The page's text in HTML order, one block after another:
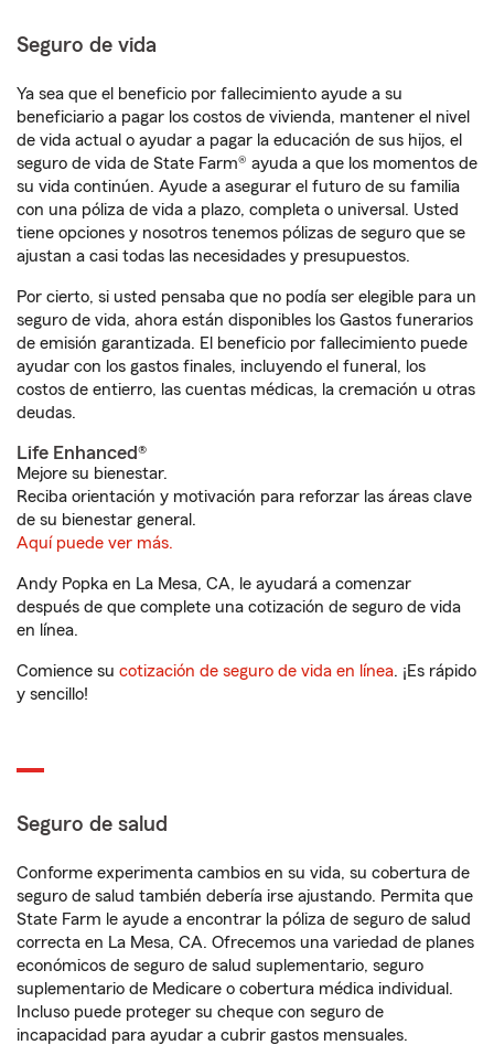
Seguro de vida
Ya sea que el beneficio por fallecimiento ayude a su
beneficiario a pagar los costos de vivienda, mantener el nivel
de vida actual o ayudar a pagar la educación de sus hijos, el
seguro de vida de State Farm® ayuda a que los momentos de
su vida continúen. Ayude a asegurar el futuro de su familia
con una póliza de vida a plazo, completa o universal. Usted
tiene opciones y nosotros tenemos pólizas de seguro que se
ajustan a casi todas las necesidades y presupuestos.
Por cierto, si usted pensaba que no podía ser elegible para un
seguro de vida, ahora están disponibles los Gastos funerarios
de emisión garantizada. El beneficio por fallecimiento puede
ayudar con los gastos finales, incluyendo el funeral, los
costos de entierro, las cuentas médicas, la cremación u otras
deudas.
Life Enhanced®
Mejore su bienestar.
Reciba orientación y motivación para reforzar las áreas clave
de su bienestar general.
Aquí puede ver más.
Andy Popka en La Mesa, CA, le ayudará a comenzar
después de que complete una cotización de seguro de vida
en línea.
Comience su cotización de seguro de vida en línea. ¡Es rápido
y sencillo!
Seguro de salud
Conforme experimenta cambios en su vida, su cobertura de
seguro de salud también debería irse ajustando. Permita que
State Farm le ayude a encontrar la póliza de seguro de salud
correcta en La Mesa, CA. Ofrecemos una variedad de planes
económicos de seguro de salud suplementario, seguro
suplementario de Medicare o cobertura médica individual.
Incluso puede proteger su cheque con seguro de
incapacidad para ayudar a cubrir gastos mensuales.